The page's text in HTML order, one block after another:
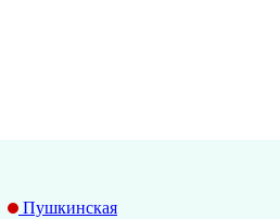
Пушкинская